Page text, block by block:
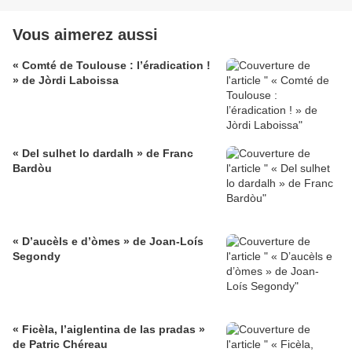
Vous aimerez aussi
« Comté de Toulouse : l’éradication !
» de Jòrdi Laboissa
« Del sulhet lo dardalh » de Franc
Bardòu
« D’aucèls e d’òmes » de Joan-Loís
Segondy
« Ficèla, l’aiglentina de las pradas »
de Patric Chéreau